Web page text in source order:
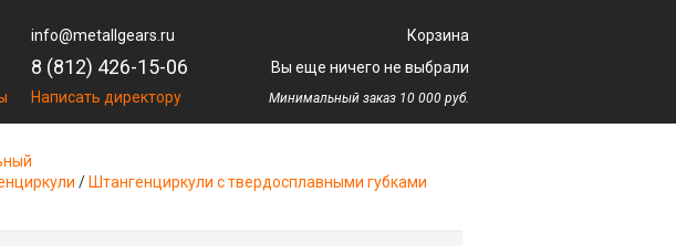
info@metallgears.ru
8 (812) 426-15-06
Написать директору
Корзина
Вы еще ничего не выбрали
Минимальный заказ 10 000 руб.
/ Штангенциркули с твердосплавными губками